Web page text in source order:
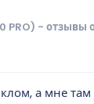
PRO) -
а мне там